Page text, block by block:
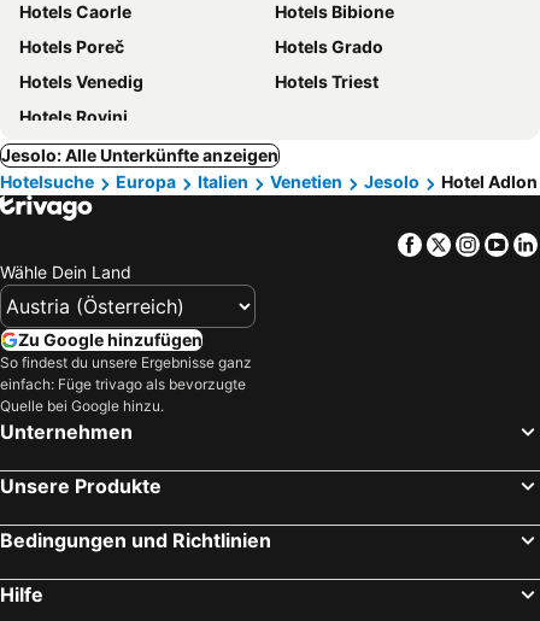
Hotels Caorle
Hotels Bibione
Hotels Poreč
Hotels Grado
Hotels Venedig
Hotels Triest
Hotels Rovinj
Jesolo: Alle Unterkünfte anzeigen
Hotelsuche
Europa Italien Venetien Jesolo Hotel Adlon
Facebook
Twitter
Wähle Dein Land
Zu Google hinzufügen
So findest du unsere Ergebnisse ganz
einfach: Füge trivago als bevorzugte
Quelle bei Google hinzu.
Unternehmen
Unsere Produkte
Bedingungen und Richtlinien
Hilfe